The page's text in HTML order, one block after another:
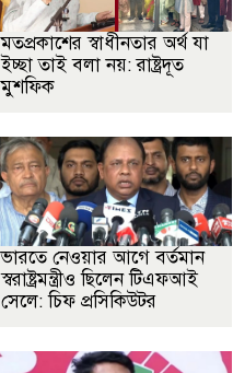
মতপ্রকাশের স্বাধীনতার অর্থ যা
ইচ্ছা তাই বলা নয়: রাষ্ট্রদূত
মুশফিক
ভারতে নেওয়ার আগে বর্তমান
স্বরাষ্ট্রমন্ত্রীও ছিলেন টিএফআই
সেলে: চিফ প্রসিকিউটর